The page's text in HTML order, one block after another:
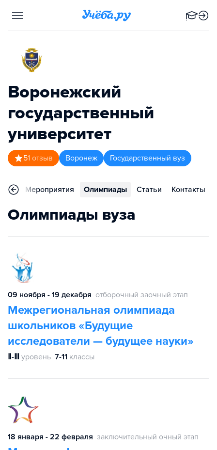
Воронежский
государственный
университет
51 отзыв Воронеж Государственный вуз
Мероприятия Олимпиады Статьи Контакты
Олимпиады вуза
09 ноября - 19 декабря отборочный заочный этап
Межрегиональная олимпиада
школьников «Будущие
исследователи — будущее науки»
Ⅱ-Ⅲ уровень 7-11 классы
18 января - 22 февраля заключительный очный этап